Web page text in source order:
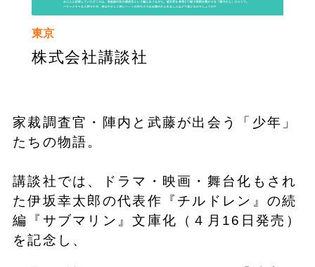
東京
株式会社講談社
家裁調査官・陣内と武藤が出会う「少年」
たちの物語。
講談社では、ドラマ・映画・舞台化もされ
た伊坂幸太郎の代表作『チルドレン』の続
編『サブマリン』文庫化（４月16日発売）
を記念し、